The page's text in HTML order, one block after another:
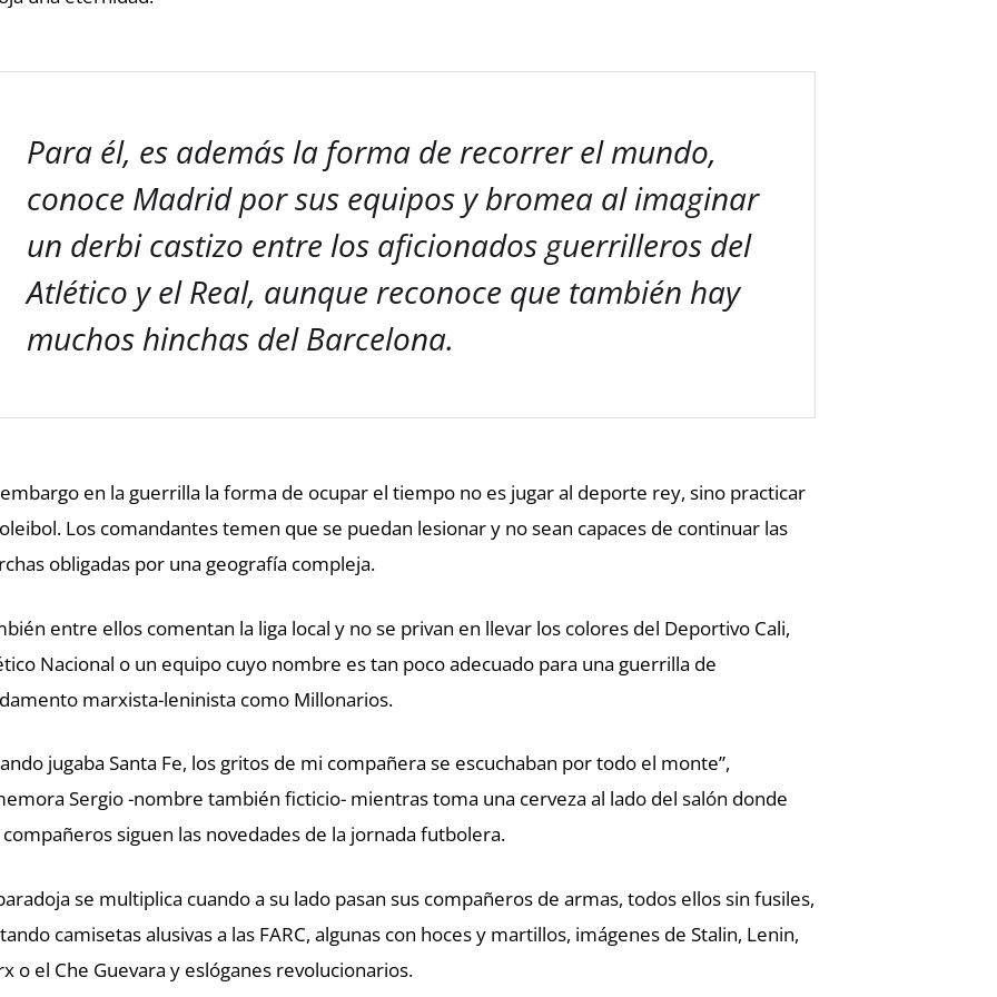
Para él, es además la forma de recorrer el mundo,
conoce Madrid por sus equipos y bromea al imaginar
un derbi castizo entre los aficionados guerrilleros del
Atlético y el Real, aunque reconoce que también hay
muchos hinchas del Barcelona.
en la guerrilla la forma de ocupar el tiempo no es jugar al deporte rey, sino practicar
Los comandantes temen que se puedan lesionar y no sean capaces de continuar las
obligadas por una geografía compleja.
entre ellos comentan la liga local y no se privan en llevar los colores del Deportivo Cali,
Nacional o un equipo cuyo nombre es tan poco adecuado para una guerrilla de
marxista-leninista como Millonarios.
jugaba Santa Fe, los gritos de mi compañera se escuchaban por todo el monte”,
Sergio -nombre también ficticio- mientras toma una cerveza al lado del salón donde
compañeros siguen las novedades de la jornada futbolera.
se multiplica cuando a su lado pasan sus compañeros de armas, todos ellos sin fusiles,
camisetas alusivas a las FARC, algunas con hoces y martillos, imágenes de Stalin, Lenin,
o el Che Guevara y eslóganes revolucionarios.